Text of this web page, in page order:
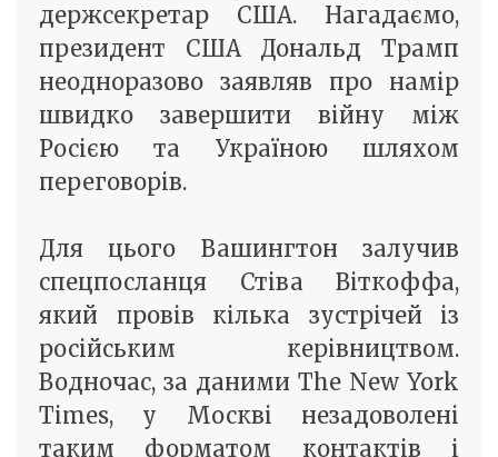
держсекретар США. Нагадаємо,
президент США Дональд Трамп
неодноразово заявляв про намір
швидко завершити війну між
Росією та Україною шляхом
переговорів.
Для цього Вашингтон залучив
спецпосланця Стіва Віткоффа,
який провів кілька зустрічей із
російським керівництвом.
Водночас, за даними The New York
Times, у Москві незадоволені
таким форматом контактів і